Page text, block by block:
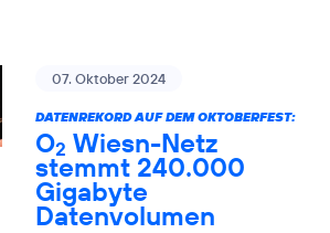
07. Oktober 2024
DATENREKORD AUF DEM OKTOBERFEST:
O2 Wiesn-Netz
stemmt 240.000
Gigabyte
Datenvolumen